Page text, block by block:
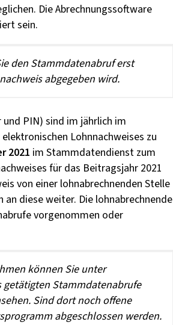
Die Abrechnungssoftware
sein.
den Stammdatenabruf erst
abgegeben wird.
PIN) sind im jährlich im
Lohnnachweises zu
2021 im Stammdatendienst zum
für das Beitragsjahr 2021
von einer lohnabrechnenden Stelle
diese weiter. Die lohnabrechnende
vorgenommen oder
können Sie unter
Stammdatenabrufe
Sind dort noch offene
abgeschlossen werden.